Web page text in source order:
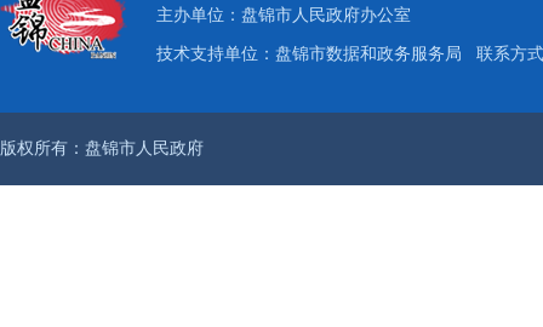
主办单位：盘锦市人民政府办公室
技术支持单位：盘锦市数据和政务服务局 联系方
版权所有：盘锦市人民政府